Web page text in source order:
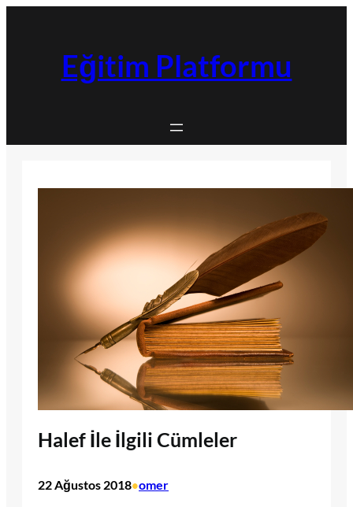
Eğitim Platformu
Halef İle İlgili Cümleler
22 Ağustos 2018•omer